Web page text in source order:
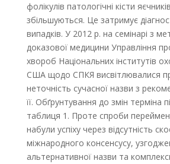
фолікулів патологічні кісти
збільшуються. Це затримує
випадків. У 2012 р. на семінарі з
доказової медицини Управління
хвороб Національних інститутів
США щодо СПКЯ висвітлювалися
неточність сучасної назви з
її. Обґрунтування до змін терміна
таблиця 1. Проте спроби
набули успіху через відсутність
міжнародного консенсусу,
альтернативної назви та